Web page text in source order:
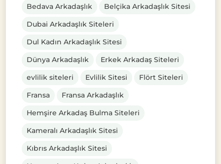
Bedava Arkadaşlık
Belçika Arkadaşlık Sitesi
Dubai Arkadaşlık Siteleri
Dul Kadın Arkadaşlık Sitesi
Dünya Arkadaşlık
Erkek Arkadaş Siteleri
evlilik siteleri
Evlilik Sitesi
Flört Siteleri
Fransa
Fransa Arkadaşlık
Hemşire Arkadaş Bulma Siteleri
Kameralı Arkadaşlık Sitesi
Kıbrıs Arkadaşlık Sitesi